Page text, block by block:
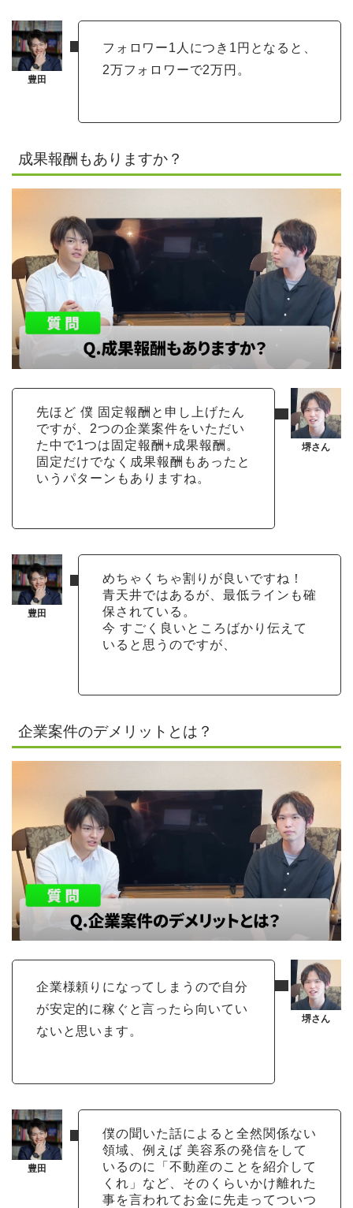
フォロワー1人につき1円となると、
2万フォロワーで2万円。
成果報酬もありますか？
先ほど 僕 固定報酬と申し上げたん
ですが、2つの企業案件をいただい
た中で1つは固定報酬+成果報酬。
固定だけでなく成果報酬もあったと
いうパターンもありますね。
めちゃくちゃ割りが良いですね！
青天井ではあるが、最低ラインも確
保されている。
今 すごく良いところばかり伝えて
いると思うのですが、
企業案件のデメリットとは？
企業様頼りになってしまうので自分
が安定的に稼ぐと言ったら向いてい
ないと思います。
僕の聞いた話によると全然関係ない
領域、例えば 美容系の発信をして
いるのに「不動産のことを紹介して
くれ」など、そのくらいかけ離れた
事を言われてお金に先走ってついつ